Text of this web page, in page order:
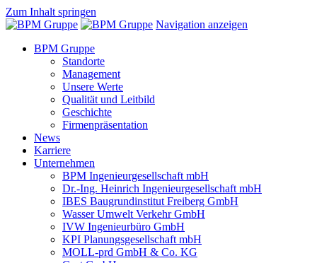
Zum Inhalt springen
Navigation anzeigen
BPM Gruppe
Standorte
Management
Unsere Werte
Qualität und Leitbild
Geschichte
Firmenpräsentation
News
Karriere
Unternehmen
BPM Ingenieurgesellschaft mbH
Dr.-Ing. Heinrich Ingenieurgesellschaft mbH
IBES Baugrundinstitut Freiberg GmbH
Wasser Umwelt Verkehr GmbH
IVW Ingenieurbüro GmbH
KPI Planungsgesellschaft mbH
MOLL-prd GmbH & Co. KG